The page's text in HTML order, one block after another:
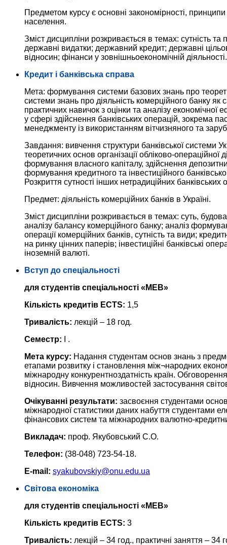
Предметом курсу є основні закономірності,
населення.
Зміст дисципліни розкривається в темах: сутність
державні видатки; державний кредит; державні
відносин; фінанси у зовнішньоекономічній діяльності.
Кредит і банківська справа
Мета: формування системи базових знань про
системи знань про діяльність комерційного банку як
практичних навичок з оцінки та аналізу економічної
у сфері здійснення банківських операцій, зокрема
менеджменту із використанням вітчизняного та
Завдання: вивчення структури банківської системи
теоретичних основ організації обліково-
формування власного капіталу, здійснення
формування кредитного та інвестиційного
Розкриття сутності інших нетрадиційних банківських
Предмет: діяльність комерційних банків в Україні.
Зміст дисципліни розкривається в темах: суть,
аналізу балансу комерційного банку; аналіз
операції комерційних банків, сутність та види;
на ринку цінних паперів; інвестиційні банківські
іноземній валюті.
Вступ до спеціальності
для студентів спеціальності «МЕВ»
Кількість кредитів ECTS: 1,5
Тривалість: лекцій – 18 год.
Семестр: I .
Мета курсу: Надання студентам основ знань з
етапами розвитку і становлення між¬народних
міжнародну конкурентноздатність країн.
відносин. Вивчення можливостей застосування
Очікуванні результати: засвоєння студентами
міжнародної статистики даних набуття студентами
фінансових систем та міжнародних валютно-
Викладач: проф. Якубовський С.О.
Телефон: (38-048) 723-54-18.
E-mail: syakubovskiy@onu.edu.ua
Світова економіка
для студентів спеціальності «МЕВ»
Кількість кредитів ECTS: 3
Тривалість: лекцій – 34 год., практичні заняття – 34